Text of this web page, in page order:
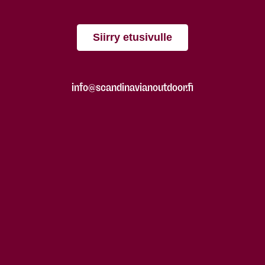
Siirry etusivulle
info@scandinavianoutdoor.fi